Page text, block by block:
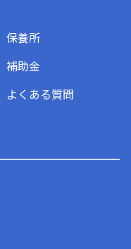
保養所
補助金
よくある質問